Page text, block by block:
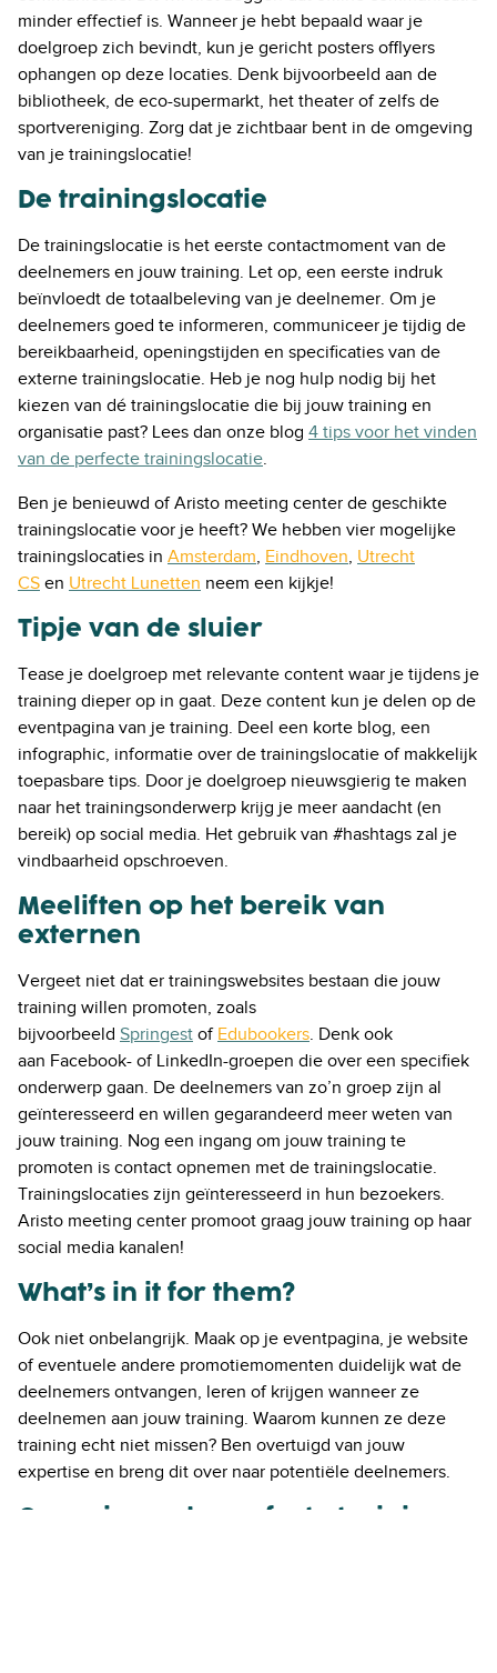
minder effectief is. Wanneer je hebt bepaald waar je
doelgroep zich bevindt, kun je gericht posters offlyers
ophangen op deze locaties. Denk bijvoorbeeld aan de
bibliotheek, de eco-supermarkt, het theater of zelfs de
sportvereniging. Zorg dat je zichtbaar bent in de omgeving
van je trainingslocatie!
De trainingslocatie
De trainingslocatie is het eerste contactmoment van de
deelnemers en jouw training. Let op, een eerste indruk
beïnvloedt de totaalbeleving van je deelnemer. Om je
deelnemers goed te informeren, communiceer je tijdig de
bereikbaarheid, openingstijden en specificaties van de
externe trainingslocatie. Heb je nog hulp nodig bij het
kiezen van dé trainingslocatie die bij jouw training en
organisatie past? Lees dan onze blog 4 tips voor het vinden
van de perfecte trainingslocatie.
Ben je benieuwd of Aristo meeting center de geschikte
trainingslocatie voor je heeft? We hebben vier mogelijke
trainingslocaties in Amsterdam, Eindhoven, Utrecht
CS en Utrecht Lunetten neem een kijkje!
Tipje van de sluier
Tease je doelgroep met relevante content waar je tijdens je
training dieper op in gaat. Deze content kun je delen op de
eventpagina van je training. Deel een korte blog, een
infographic, informatie over de trainingslocatie of makkelijk
toepasbare tips. Door je doelgroep nieuwsgierig te maken
naar het trainingsonderwerp krijg je meer aandacht (en
bereik) op social media. Het gebruik van #hashtags zal je
vindbaarheid opschroeven.
Meeliften op het bereik van
externen
Vergeet niet dat er trainingswebsites bestaan die jouw
training willen promoten, zoals
bijvoorbeeld Springest of Edubookers. Denk ook
aan Facebook- of LinkedIn-groepen die over een specifiek
onderwerp gaan. De deelnemers van zo’n groep zijn al
geïnteresseerd en willen gegarandeerd meer weten van
jouw training. Nog een ingang om jouw training te
promoten is contact opnemen met de trainingslocatie.
Trainingslocaties zijn geïnteresseerd in hun bezoekers.
Aristo meeting center promoot graag jouw training op haar
social media kanalen!
What’s in it for them?
Ook niet onbelangrijk. Maak op je eventpagina, je website
of eventuele andere promotiemomenten duidelijk wat de
deelnemers ontvangen, leren of krijgen wanneer ze
deelnemen aan jouw training. Waarom kunnen ze deze
training echt niet missen? Ben overtuigd van jouw
expertise en breng dit over naar potentiële deelnemers.
Organiseer de perfecte training